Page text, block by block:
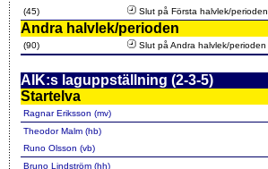
(45)
Slut på Första halvlek/perioden
Andra halvlek/perioden
(90) Slut på Andra halvlek/perioden
AIK:s laguppställning (2-3-5)
Startelva
Ragnar Eriksson (mv)
Theodor Malm (hb)
Runo Olsson (vb)
Bruno Lindström (hh)